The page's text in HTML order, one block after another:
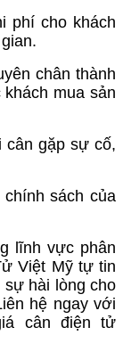
cho khách
chân thành
mua sản
gặp sự cố,
sách của
lĩnh vực phân
Việt Mỹ tự tin
sự hài lòng cho
hệ ngay với
cân điện tử